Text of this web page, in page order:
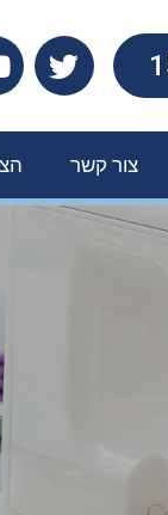
צור קשר